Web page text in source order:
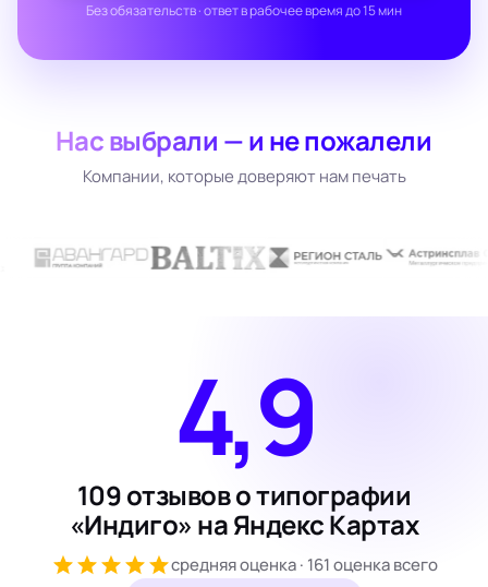
Без обязательств · ответ в рабочее время до 15 мин
Нас выбрали — и не пожалели
Компании, которые доверяют нам печать
4,9
109 отзывов о типографии
«Индиго» на Яндекс Картах
средняя оценка · 161 оценка всего